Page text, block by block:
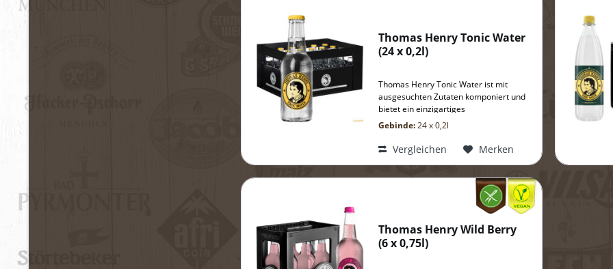
Thomas Henry Tonic Water
(24 x 0,2l)
Thomas Henry Tonic Water ist mit
ausgesuchten Zutaten komponiert und
bietet ein einzigartiges
Geschmackserlebnis: angenehm bitter
und intensiv zugleich.
Gebinde:24 x 0,2l
Vergleichen Merken
Thomas Henry Wild Berry
(6 x 0,75l)